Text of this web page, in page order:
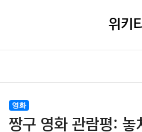
위키
영화
짱구 영화 관람평: 놓